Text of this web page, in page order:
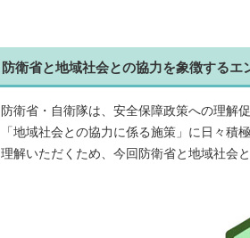
防衛省と地域社会との協力を象徴するエ
防衛省・自衛隊は、安全保障政策への理解
「地域社会との協力に係る施策」に日々
理解いただくため、今回防衛省と地域社会